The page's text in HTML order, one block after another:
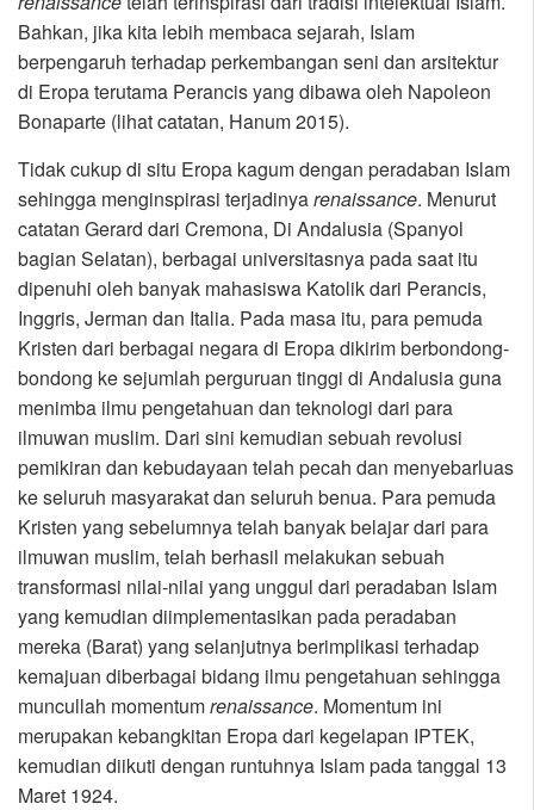
Bahkan, jika kita lebih membaca sejarah, Islam
berpengaruh terhadap perkembangan seni dan arsitektur
di Eropa terutama Perancis yang dibawa oleh Napoleon
Bonaparte (lihat catatan, Hanum 2015).
Tidak cukup di situ Eropa kagum dengan peradaban Islam
sehingga menginspirasi terjadinyarenaissance. Menurut
catatan Gerard dari Cremona, Di Andalusia (Spanyol
bagian Selatan), berbagai universitasnya pada saat itu
dipenuhi oleh banyak mahasiswa Katolik dari Perancis,
Inggris, Jerman dan Italia. Pada masa itu, para pemuda
Kristen dari berbagai negara di Eropa dikirim berbondong-
bondong ke sejumlah perguruan tinggi di Andalusia guna
menimba ilmu pengetahuan dan teknologi dari para
ilmuwan muslim. Dari sini kemudian sebuah revolusi
pemikiran dan kebudayaan telah pecah dan menyebarluas
ke seluruh masyarakat dan seluruh benua. Para pemuda
Kristen yang sebelumnya telah banyak belajar dari para
ilmuwan muslim, telah berhasil melakukan sebuah
transformasi nilai-nilai yang unggul dari peradaban Islam
yang kemudian diimplementasikan pada peradaban
mereka (Barat) yang selanjutnya berimplikasi terhadap
kemajuan diberbagai bidang ilmu pengetahuan sehingga
muncullah momentumrenaissance. Momentum ini
merupakan kebangkitan Eropa dari kegelapan IPTEK,
kemudian diikuti dengan runtuhnya Islam pada tanggal 13
Maret 1924.